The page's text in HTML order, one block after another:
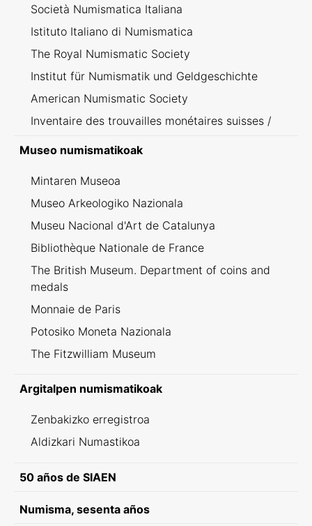
Società Numismatica Italiana
Istituto Italiano di Numismatica
The Royal Numismatic Society
Institut für Numismatik und Geldgeschichte
American Numismatic Society
Inventaire des trouvailles monétaires suisses /
Museo numismatikoak
Mintaren Museoa
Museo Arkeologiko Nazionala
Museu Nacional d'Art de Catalunya
Bibliothèque Nationale de France
The British Museum. Department of coins and
medals
Monnaie de Paris
Potosiko Moneta Nazionala
The Fitzwilliam Museum
Argitalpen numismatikoak
Zenbakizko erregistroa
Aldizkari Numastikoa
50 años de SIAEN
Numisma, sesenta años